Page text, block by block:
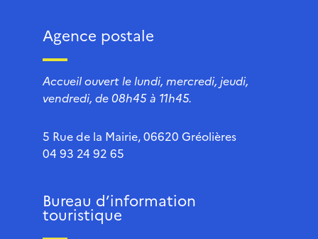
Agence postale
Accueil ouvert le lundi, mercredi, jeudi,
vendredi, de 08h45 à 11h45.
5 Rue de la Mairie, 06620 Gréolières
04 93 24 92 65
Bureau d’information
touristique